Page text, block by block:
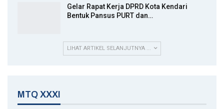
Gelar Rapat Kerja DPRD Kota Kendari
Bentuk Pansus PURT dan…
LIHAT ARTIKEL SELANJUTNYA ...
MTQ XXXI